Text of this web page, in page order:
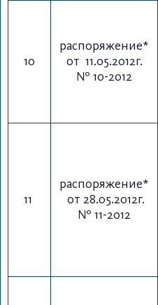
10
распоряжение*
от 11.05.2012г.
№ 10-2012
11
распоряжение*
от 28.05.2012г.
№ 11-2012